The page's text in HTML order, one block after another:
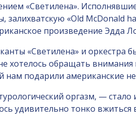
«Светилена».
залихватскую «Old McDonald
произведение Эдда
«Светилена» и оркестра
хотелось обращать
нам подарили американские
оргазм, —
удивительно тонко вжиться